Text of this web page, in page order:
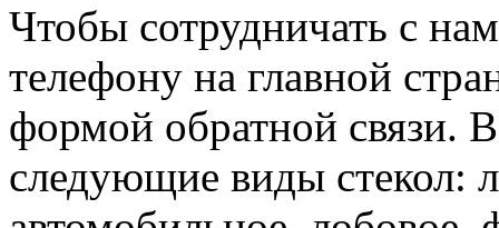
Чтобы сотрудничать с
телефону на главной
формой обратной связи.
следующие виды стекол: